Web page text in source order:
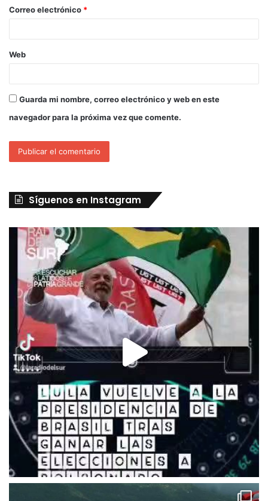
Correo electrónico *
Web
Guarda mi nombre, correo electrónico y web en este
navegador para la próxima vez que comente.
Síguenos en Instagram